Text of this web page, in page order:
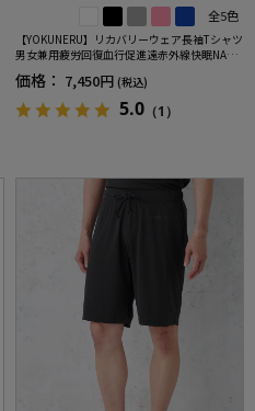
全5色
【YOKUNERU】リカバリーウェア長袖Tシャツ
男女兼用疲労回復血行促進遠赤外線快眠NANO
MIX(R)【一般医療機器】SS～LLサイズ
価格： 7,450円 (税込)
5.0 （1）